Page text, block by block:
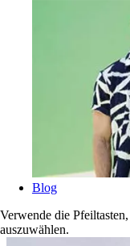
Blog
Verwende die
auszuwählen.